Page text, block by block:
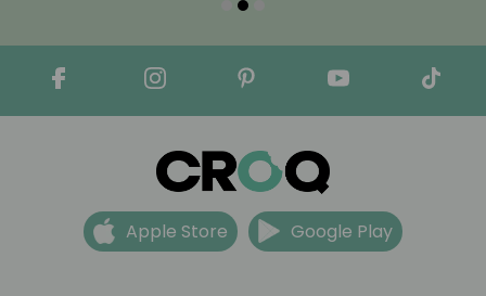
Apple Store Google Play